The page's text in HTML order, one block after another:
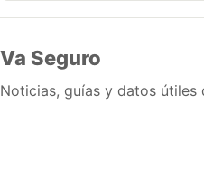
Va Seguro
Noticias, guías y datos útiles